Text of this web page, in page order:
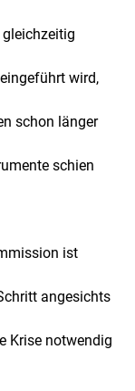
wird,
schon länger
schien
ist
angesichts
Krise notwendig